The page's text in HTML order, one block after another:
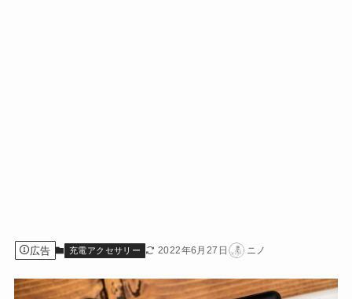
広告 充電アクセサリー 2022年6月27日 ニノ